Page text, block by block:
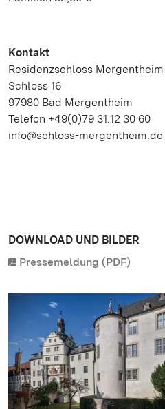
Kontakt
Residenzschloss Mergentheim
Schloss 16
97980 Bad Mergentheim
Telefon +49(0)79 31.12 30 60
info@schloss-mergentheim.de
DOWNLOAD UND BILDER
Pressemeldung (PDF)